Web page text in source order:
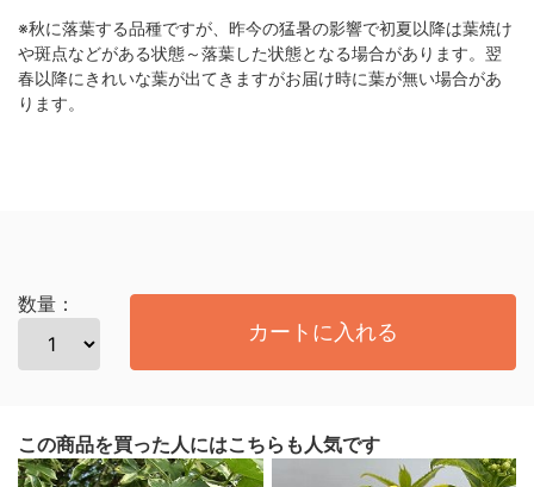
※秋に落葉する品種ですが、昨今の猛暑の影響で初夏以降は葉焼け
や斑点などがある状態～落葉した状態となる場合があります。翌
春以降にきれいな葉が出てきますがお届け時に葉が無い場合があ
ります。
数量：
カートに入れる
この商品を買った人にはこちらも人気です